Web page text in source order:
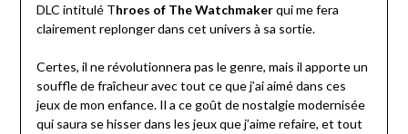
DLC intitulé Throes of The Watchmakerqui me fera
clairement replonger dans cet univers à sa sortie.
Certes, il ne révolutionnera pas le genre, mais il apporte un
souffle de fraîcheur avec tout ce que j’ai aimé dans ces
jeux de mon enfance. Il a ce goût de nostalgie modernisée
qui saura se hisser dans les jeux que j’aime refaire, et tout